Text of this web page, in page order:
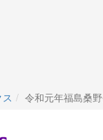
ス 令和元年福島桑